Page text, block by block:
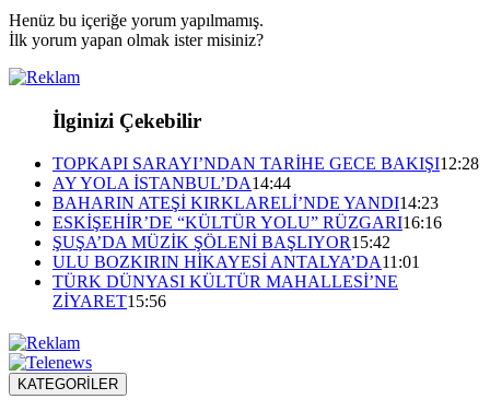
Henüz bu içeriğe yorum yapılmamış.
İlk yorum yapan olmak ister misiniz?
İlginizi Çekebilir
TOPKAPI SARAYI’NDAN TARİHE GECE BAKIŞI12:28
AY YOLA İSTANBUL’DA14:44
BAHARIN ATEŞİ KIRKLARELİ’NDE YANDI14:23
ESKİŞEHİR’DE “KÜLTÜR YOLU” RÜZGARI16:16
ŞUŞA’DA MÜZİK ŞÖLENİ BAŞLIYOR15:42
ULU BOZKIRIN HİKAYESİ ANTALYA’DA11:01
TÜRK DÜNYASI KÜLTÜR MAHALLESİ’NE
ZİYARET15:56
KATEGORİLER